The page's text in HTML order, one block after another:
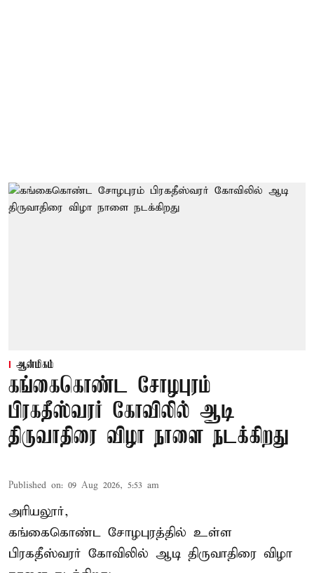
ஆன்மிகம்
கங்கைகொண்ட சோழபுரம்
பிரகதீஸ்வரர் கோவிலில் ஆடி
திருவாதிரை விழா நாளை நடக்கிறது
Published on: 09 Aug 2026, 5:53 am
அரியலூர்,
கங்கைகொண்ட சோழபுரத்தில் உள்ள
பிரகதீஸ்வரர் கோவிலில் ஆடி திருவாதிரை விழா